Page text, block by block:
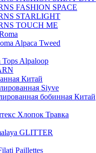
FASHION SPACE
STARLIGHT
TOUCH ME
Alpaca Tweed
Alpaloop
Китай
Siyve
бобинная Китай
Хлопок Травка
GLITTER
Paillettes